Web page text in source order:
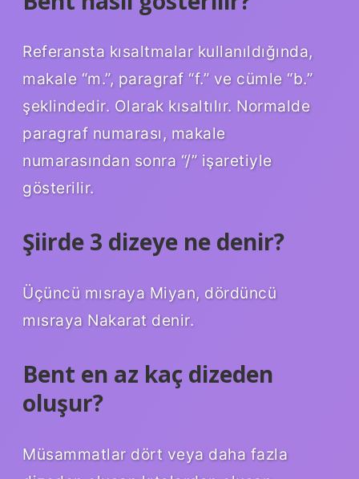
Referansta kısaltmalar kullanıldığında,
makale “m.”, paragraf “f.” ve cümle “b.”
şeklindedir. Olarak kısaltılır. Normalde
paragraf numarası, makale
numarasından sonra “/” işaretiyle
gösterilir.
Şiirde 3 dizeye ne denir?
Üçüncü mısraya Miyan, dördüncü
mısraya Nakarat denir.
Bent en az kaç dizeden
oluşur?
Müsammatlar dört veya daha fazla